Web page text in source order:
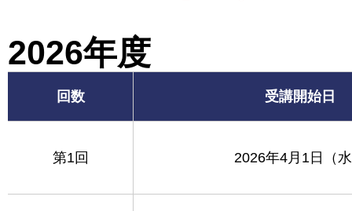
2026年度
回数 受講開始日
第1回 2026年4月1日（